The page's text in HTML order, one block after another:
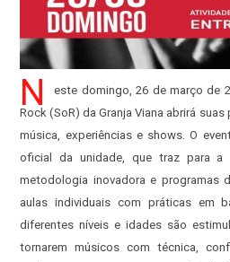
N
este domingo, 26 de março de
Rock (SoR) da Granja Viana abrirá
música, experiências e shows. O
oficial da unidade, que traz para a
metodologia inovadora e programas
aulas individuais com práticas em
diferentes níveis e idades são
tornarem músicos com técnica,